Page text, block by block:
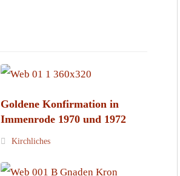
Goldene Konfirmation in
Immenrode 1970 und 1972
Kirchliches